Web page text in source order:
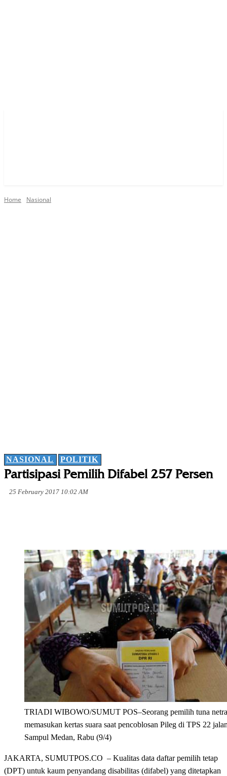
Home Nasional
NASIONAL POLITIK
Partisipasi Pemilih Difabel 257 Persen
25 February 2017 10:02 AM
TRIADI WIBOWO/SUMUT POS–Seorang pemilih tuna netra
memasukan kertas suara saat pencoblosan Pileg di TPS 22
Sampul Medan, Rabu (9/4)
JAKARTA, SUMUTPOS.CO – Kualitas data daftar pemilih tetap
(DPT) untuk kaum penyandang disabilitas (difabel) yang ditetapkan